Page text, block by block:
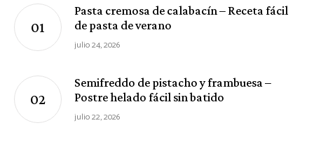
Pasta cremosa de calabacín – Receta fácil
de pasta de verano
julio 24, 2026
Semifreddo de pistacho y frambuesa –
Postre helado fácil sin batido
julio 22, 2026